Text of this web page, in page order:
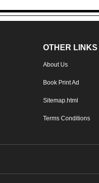
OTHER LINKS
About Us
Book Print Ad
Sitemap.html
Terms Conditions